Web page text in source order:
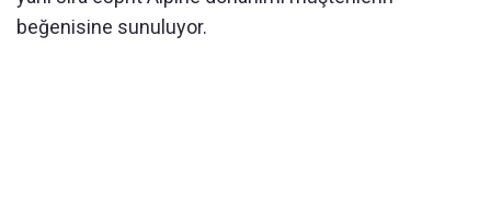
beğenisine sunuluyor.